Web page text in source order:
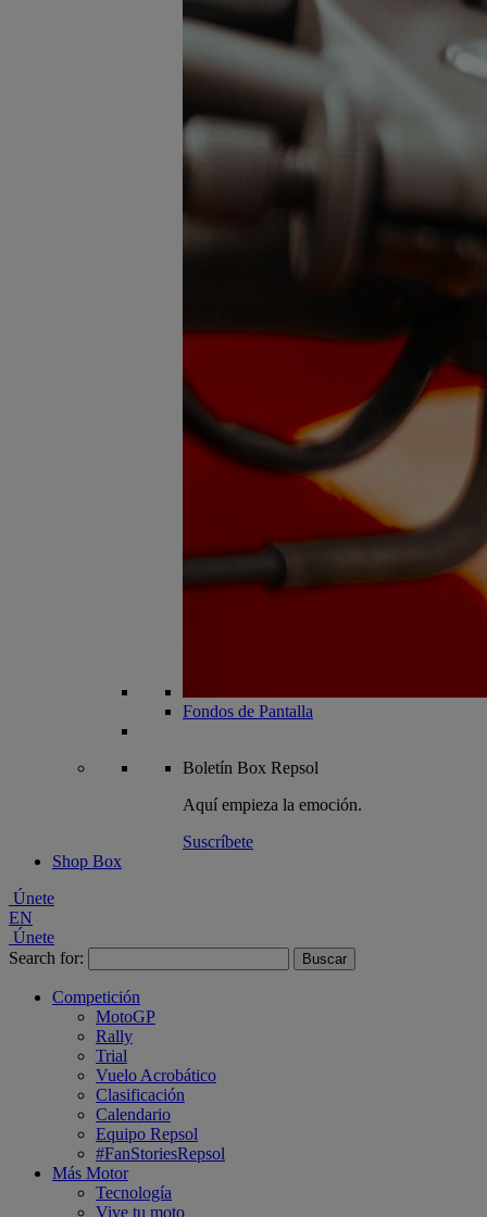
Fondos de Pantalla
Boletín Box Repsol
Aquí empieza la emoción.
Suscríbete
Shop Box
Únete
EN
Únete
Search for:
Competición
MotoGP
Rally
Trial
Vuelo Acrobático
Clasificación
Calendario
Equipo Repsol
#FanStoriesRepsol
Más Motor
Tecnología
Vive tu moto